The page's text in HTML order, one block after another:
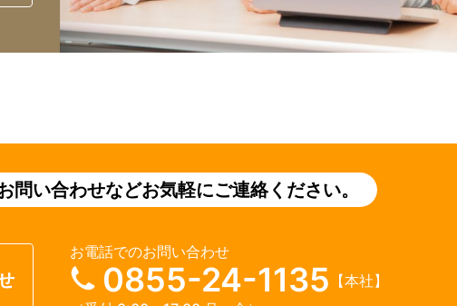
問い合わせなどお気軽にご連絡ください。
お電話でのお問い合わせ
0855-24-1135 【本社】